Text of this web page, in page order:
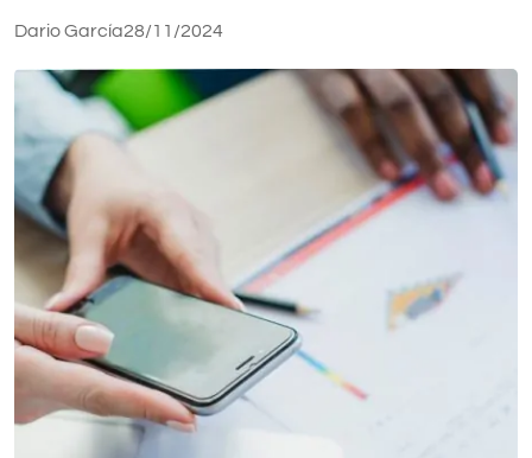
Dario García28/11/2024